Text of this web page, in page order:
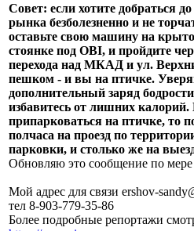
Совет: если хотите добраться
рынка безболезненно и не
оставьте свою машину на
стоянке под OBI, и пройдите
перехода над МКАД и ул.
пешком - и вы на птичке.
дополнительный заряд
избавитесь от лишних калорий.
припарковаться на птичке, то
полчаса на проезд по
парковки, и столько же на
Обновляю это сообщение по
Мой адрес для связи ershov-
тел 8-903-779-35-86
Более подробные репортажи